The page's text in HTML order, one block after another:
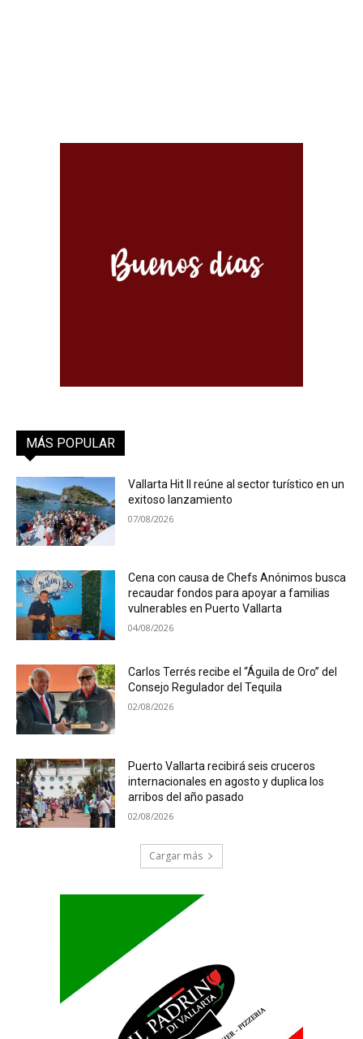
MÁS POPULAR
Vallarta Hit II reúne al sector turístico en un
exitoso lanzamiento
07/08/2026
Cena con causa de Chefs Anónimos busca
recaudar fondos para apoyar a familias
vulnerables en Puerto Vallarta
04/08/2026
Carlos Terrés recibe el “Águila de Oro” del
Consejo Regulador del Tequila
02/08/2026
Puerto Vallarta recibirá seis cruceros
internacionales en agosto y duplica los
arribos del año pasado
02/08/2026
Cargar más